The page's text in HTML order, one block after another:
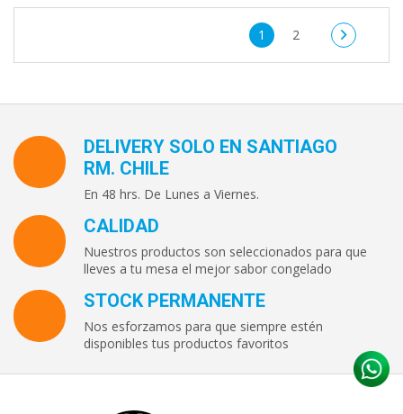
1 2
DELIVERY SOLO EN SANTIAGO
RM. CHILE
En 48 hrs. De Lunes a Viernes.
CALIDAD
Nuestros productos son seleccionados para que
lleves a tu mesa el mejor sabor congelado
STOCK PERMANENTE
Nos esforzamos para que siempre estén
disponibles tus productos favoritos